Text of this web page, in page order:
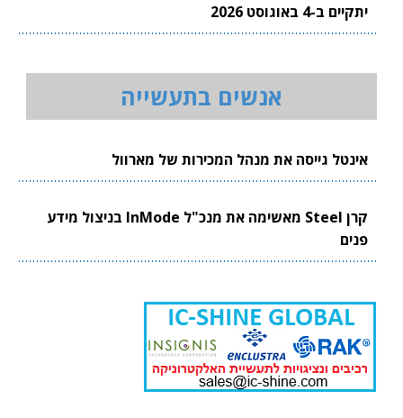
יתקיים ב-4 באוגוסט 2026
אנשים בתעשייה
אינטל גייסה את מנהל המכירות של מארוול
קרן Steel מאשימה את מנכ"ל InMode בניצול מידע
פנים